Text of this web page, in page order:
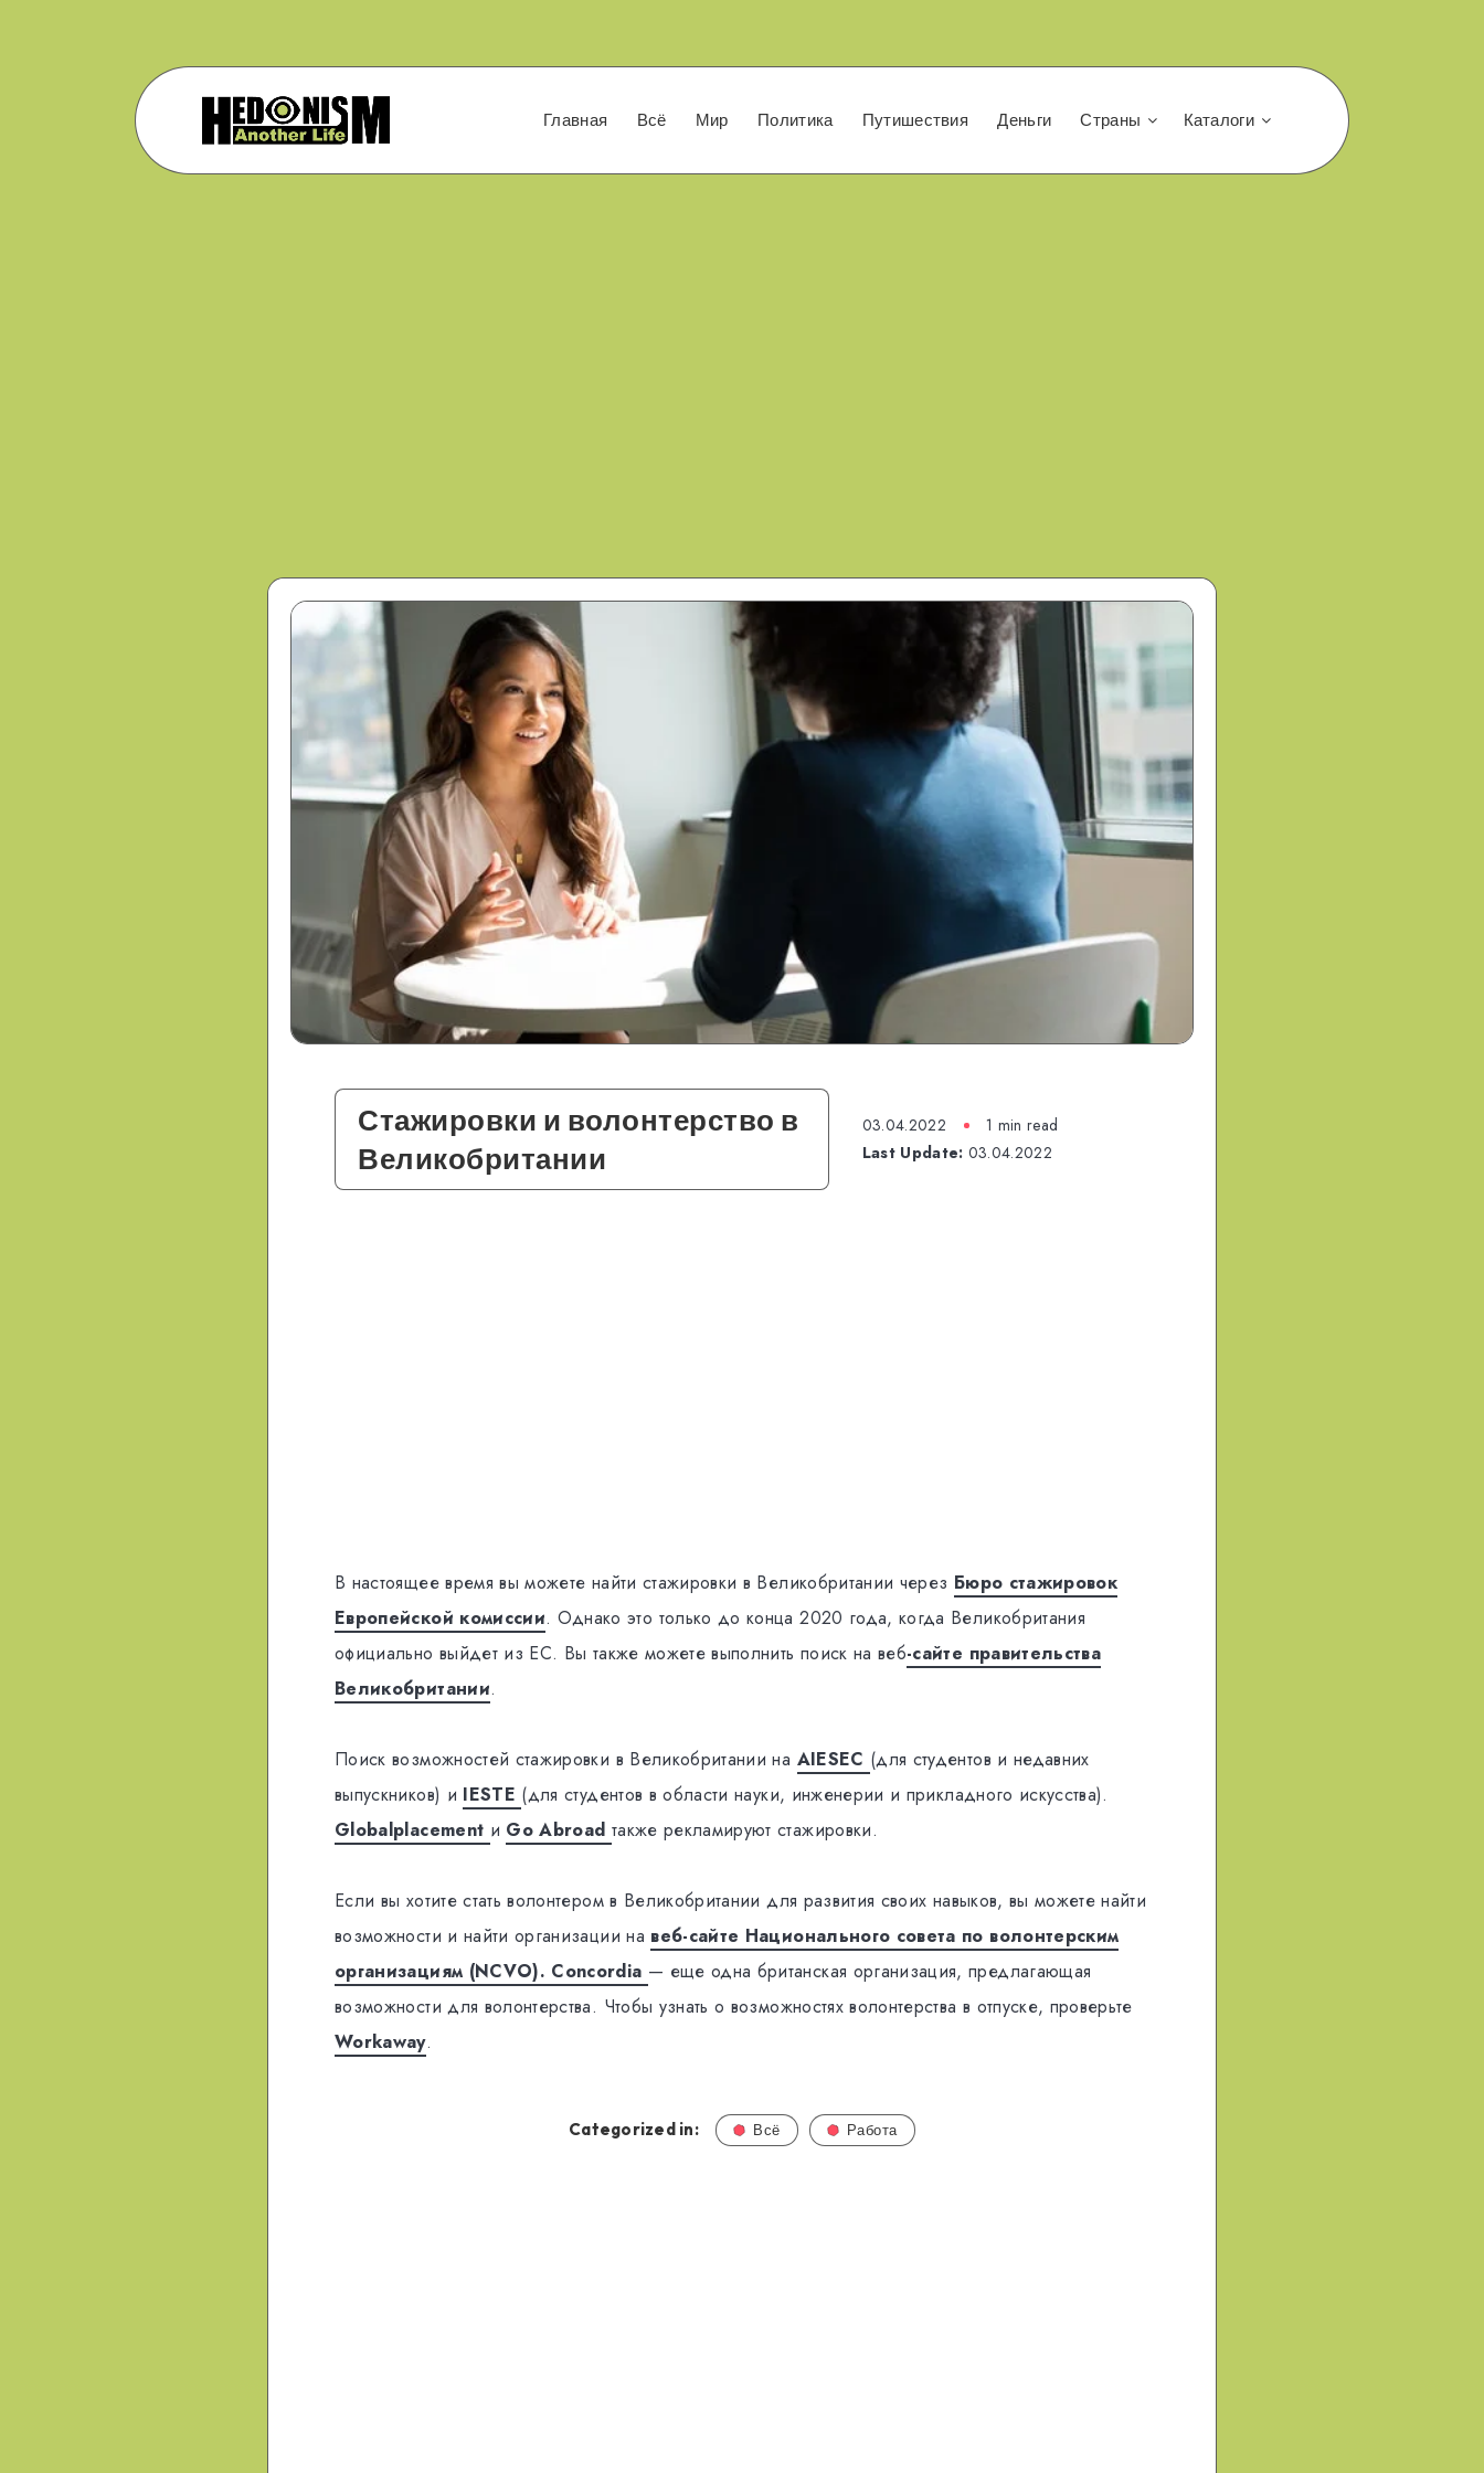
Главная Всё Мир Политика Путишествия Деньги Страны Каталоги
Стажировки и волонтерство в
Великобритании
03.04.2022
1 min read
Last Update: 03.04.2022
В настоящее время вы можете найти стажировки в Великобритании через Бюро стажировок
Европейской комиссии. Однако это только до конца 2020 года, когда Великобритания
официально выйдет из ЕС. Вы также можете выполнить поиск на веб-сайте правительства
Великобритании.
Поиск возможностей стажировки в Великобритании на AIESEC (для студентов и недавних
выпускников) и IESTE (для студентов в области науки, инженерии и прикладного искусства).
Globalplacement и Go Abroad также рекламируют стажировки.
Если вы хотите стать волонтером в Великобритании для развития своих навыков, вы можете найти
возможности и найти организации на веб-сайте Национального совета по волонтерским
организациям (NCVO). Concordia — еще одна британская организация, предлагающая
возможности для волонтерства. Чтобы узнать о возможностях волонтерства в отпуске, проверьте
Workaway.
Categorized in: Всё Работа